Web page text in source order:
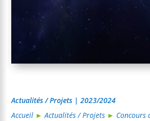
Actualités / Projets | 2023/2024
Accueil ►Actualités / Projets ► Concours